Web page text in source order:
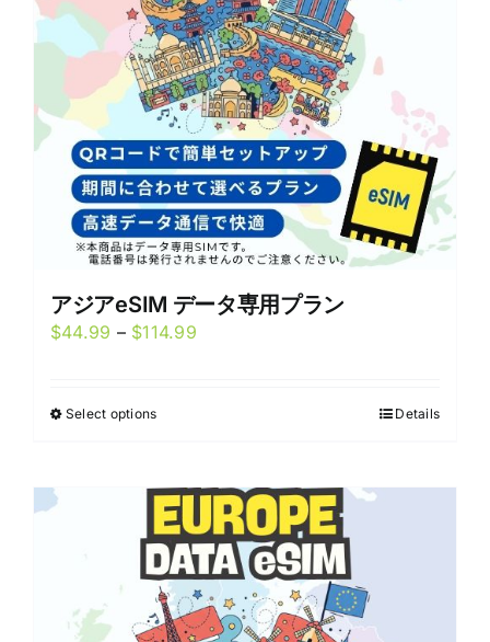
アジアeSIM データ専用プラン
$44.99 – $114.99Price
Select optionsThis
multiple
variants.
The
options
may
Details